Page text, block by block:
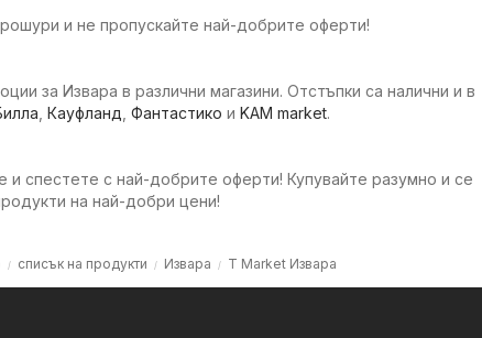
и не пропускайте най-добрите оферти!
за Извара в различни магазини. Отстъпки са налични и в
Кауфланд Фантастико и KAM market.
и спестете с най-добрите оферти! Купувайте разумно и се
на най-добри цени!
списък на продукти Извара T Market Извара